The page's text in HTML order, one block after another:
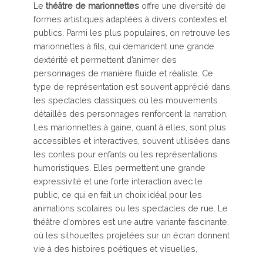
Le théâtre de marionnettesoffre une diversité de
formes artistiques adaptées à divers contextes et
publics. Parmi les plus populaires, on retrouve les
marionnettes à fils, qui demandent une grande
dextérité et permettent d’animer des
personnages de manière fluide et réaliste. Ce
type de représentation est souvent apprécié dans
les spectacles classiques où les mouvements
détaillés des personnages renforcent la narration.
Les marionnettes à gaine, quant à elles, sont plus
accessibles et interactives, souvent utilisées dans
les contes pour enfants ou les représentations
humoristiques. Elles permettent une grande
expressivité et une forte interaction avec le
public, ce qui en fait un choix idéal pour les
animations scolaires ou les spectacles de rue. Le
théâtre d’ombres est une autre variante fascinante,
où les silhouettes projetées sur un écran donnent
vie à des histoires poétiques et visuelles,